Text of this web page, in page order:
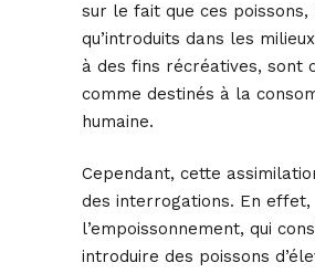
sur le fait que ces poissons,
qu’introduits dans les
à des fins récréatives, sont
comme destinés à la
humaine.
Cependant, cette
des interrogations. En effet,
l’empoissonnement, qui
introduire des poissons